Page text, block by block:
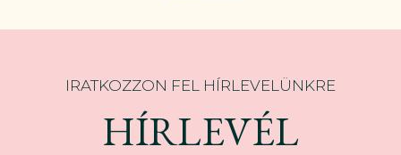
IRATKOZZON FEL HÍRLEVELÜNKRE
HÍRLEVÉL